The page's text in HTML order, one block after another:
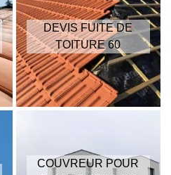
DEVIS FUITE DE
TOITURE 60
COUVREUR POUR